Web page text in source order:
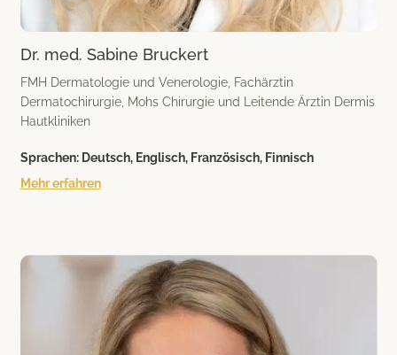
Dr. med. Sabine Bruckert
FMH Dermatologie und Venerologie, Fachärztin
Dermatochirurgie, Mohs Chirurgie und Leitende Ärztin Dermis
Hautkliniken
Sprachen: Deutsch, Englisch, Französisch, Finnisch
Mehr erfahren